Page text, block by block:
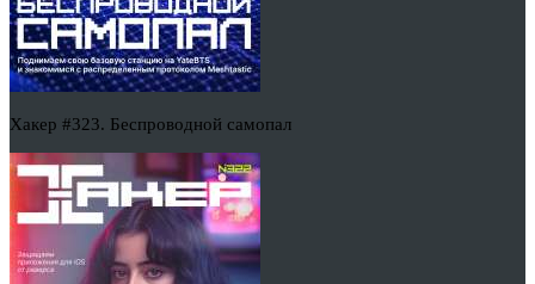
Хакер #323. Беспроводной самопал